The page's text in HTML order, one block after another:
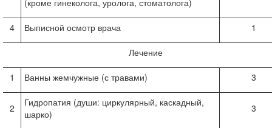
(кроме гинеколога, уролога, стоматолога)
4 Выписной осмотр врача 1
Лечение
1 Ванны жемчужные (с травами) 3
2
Гидропатия (души: циркулярный, каскадный,
шарко)
3